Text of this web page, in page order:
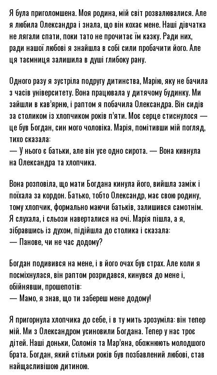
Я була приголомшена. Моя родина, мій світ розвалювалися. Але
я любила Олександра і знала, що він кохає мене. Наші дівчатка
не лягали спати, поки тато не прочитає їм казку. Ради них,
ради нашої любові я знайшла в собі сили пробачити його. Але
ця таємниця залишила в душі глибоку рану.
Одного разу я зустріла подругу дитинства, Марію, яку не бачила
з часів університету. Вона працювала у дитячому будинку. Ми
зайшли в кав’ярню, і раптом я побачила Олександра. Він сидів
за столиком із хлопчиком років п’яти. Моє серце стиснулося —
це був Богдан, син мого чоловіка. Марія, помітивши мій погляд,
тихо сказала:
— У нього є батьки, але він усе одно сирота. — Вона кивнула
на Олександра та хлопчика.
Вона розповіла, що мати Богдана кинула його, вийшла заміж і
поїхала за кордон. Батько, тобто Олександр, має свою родину,
тому хлопчик, формально маючи батьків, залишився самотнім.
Я слухала, і сльози наверталися на очі. Марія пішла, а я,
зібравшись із духом, підійшла до столика і сказала:
— Панове, чи не час додому?
Богдан подивився на мене, і в його очах був страх. Але коли я
посміхнулася, він раптом розридався, кинувся до мене і,
обійнявши, прошепотів:
— Мамо, я знав, що ти забереш мене додому!
Я пригорнула хлопчика до себе, і в ту мить зрозуміла: він тепер
мій. Ми з Олександром усиновили Богдана. Тепер у нас троє
дітей. Наші доньки, Соломія та Мар’яна, обожнюють молодшого
брата. Богдан, який стільки років був позбавлений любові, став
найщасливішою дитиною.